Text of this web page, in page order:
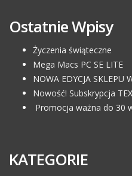
Ostatnie Wpisy
Życzenia świąteczne
Mega Macs PC SE LITE
NOWA EDYCJA SKLEPU
Nowość! Subskrypcja
Promocja ważna do 30
KATEGORIE